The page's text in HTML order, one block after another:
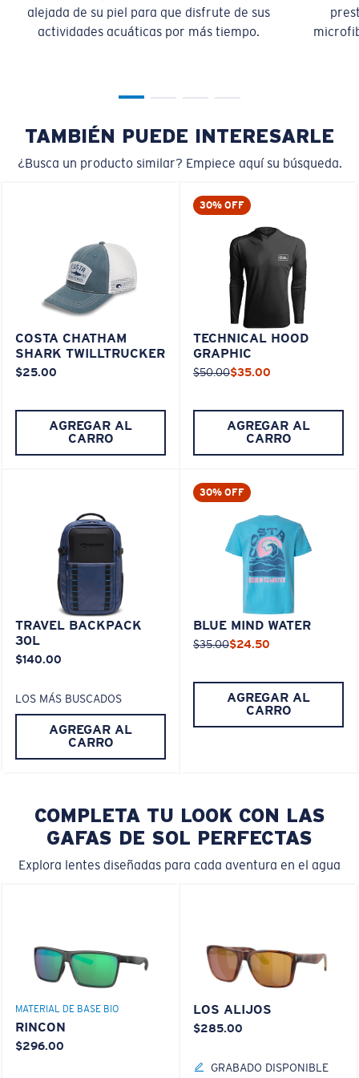
alejada de su piel para que disfrute de sus
actividades acuáticas por más tiempo.
TAMBIÉN PUEDE INTERESARLE
¿Busca un producto similar? Empiece aquí su búsqueda.
COSTA CHATHAM
SHARK TWILLTRUCKER
$25.00
AGREGAR AL
CARRO
30% OFF
TECHNICAL HOOD
GRAPHIC
$50.00$35.00
AGREGAR AL
CARRO
TRAVEL BACKPACK
30L
$140.00
LOS MÁS BUSCADOS
AGREGAR AL
CARRO
30% OFF
BLUE MIND WATER
$35.00$24.50
AGREGAR AL
CARRO
COMPLETA TU LOOK CON LAS
GAFAS DE SOL PERFECTAS
Explora lentes diseñadas para cada aventura en el agua
MATERIAL DE BASE BIO
RINCON
$296.00
LOS ALIJOS
$285.00
GRABADO DISPONIBLE